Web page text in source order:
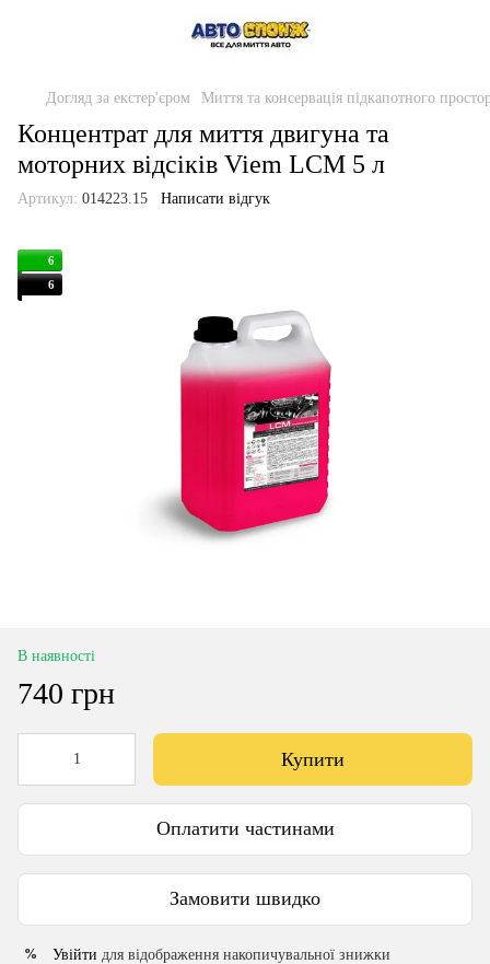
Догляд за екстер'єром Миття та консервація підкапотного
Концентрат для миття двигуна та
моторних відсіків Viem LCM 5 л
Артикул: 014223.15 Написати відгук
6
6
В наявності
740 грн
Купити
Оплатити частинами
Замовити швидко
% Увійти для відображення накопичувальної знижки